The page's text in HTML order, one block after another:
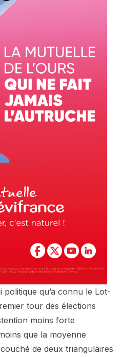
politique qu’a connu le Lot-
tour des élections
moins forte
que la moyenne
de deux triangulaires